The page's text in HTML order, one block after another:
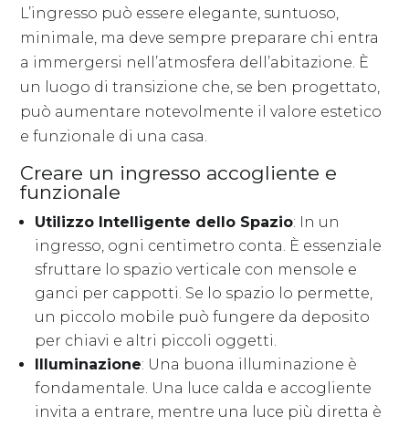
L’ingresso può essere elegante, suntuoso,
minimale, ma deve sempre preparare chi entra
a immergersi nell’atmosfera dell’abitazione. È
un luogo di transizione che, se ben progettato,
può aumentare notevolmente il valore estetico
e funzionale di una casa.
Creare un ingresso accogliente e
funzionale
Utilizzo Intelligente dello Spazio: In un
ingresso, ogni centimetro conta. È essenziale
sfruttare lo spazio verticale con mensole e
ganci per cappotti. Se lo spazio lo permette,
un piccolo mobile può fungere da deposito
per chiavi e altri piccoli oggetti.
Illuminazione: Una buona illuminazione è
fondamentale. Una luce calda e accogliente
invita a entrare, mentre una luce più diretta è